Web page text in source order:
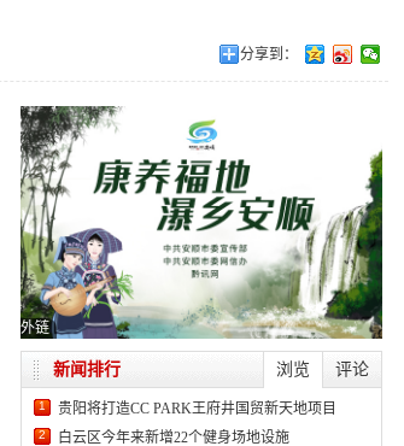
分享到：
外链
浏览 评论
新闻排行
1 贵阳将打造CC PARK王府井国贸新天地项目
2 白云区今年来新增22个健身场地设施